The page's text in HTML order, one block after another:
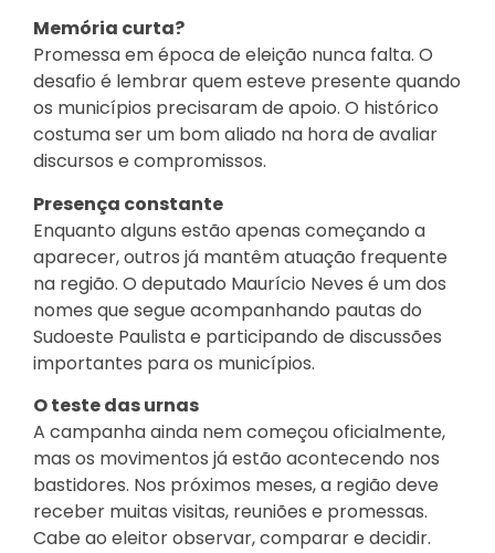
Memória curta?
Promessa em época de eleição nunca falta. O
desafio é lembrar quem esteve presente quando
os municípios precisaram de apoio. O histórico
costuma ser um bom aliado na hora de avaliar
discursos e compromissos.
Presença constante
Enquanto alguns estão apenas começando a
aparecer, outros já mantêm atuação frequente
na região. O deputado Maurício Neves é um dos
nomes que segue acompanhando pautas do
Sudoeste Paulista e participando de discussões
importantes para os municípios.
O teste das urnas
A campanha ainda nem começou oficialmente,
mas os movimentos já estão acontecendo nos
bastidores. Nos próximos meses, a região deve
receber muitas visitas, reuniões e promessas.
Cabe ao eleitor observar, comparar e decidir.